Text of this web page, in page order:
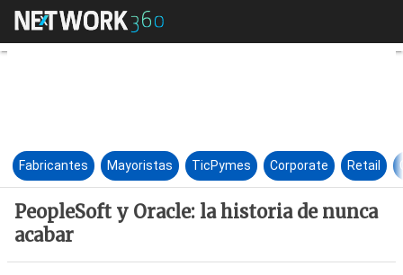
Fabricantes Mayoristas TicPymes Corporate Retail
PeopleSoft y Oracle: la historia de nunca
acabar